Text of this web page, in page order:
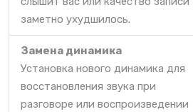
заметно ухудшилось.
Замена динамика
Установка нового динамика для
восстановления звука при
разговоре или воспроизведении